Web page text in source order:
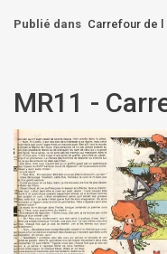
Publié dans Carrefour de l
MR11 -